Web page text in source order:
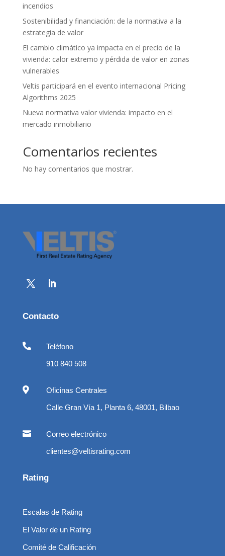
incendios
Sostenibilidad y financiación: de la normativa a la
estrategia de valor
El cambio climático ya impacta en el precio de la
vivienda: calor extremo y pérdida de valor en zonas
vulnerables
Veltis participará en el evento internacional Pricing
Algorithms 2025
Nueva normativa valor vivienda: impacto en el
mercado inmobiliario
Comentarios recientes
No hay comentarios que mostrar.
Contacto

Teléfono
910 840 508

Oficinas Centrales
Calle Gran Vía 1, Planta 6, 48001, Bilbao

Correo electrónico
clientes@veltisrating.com
Rating
Escalas de Rating
El Valor de un Rating
Comité de Calificación